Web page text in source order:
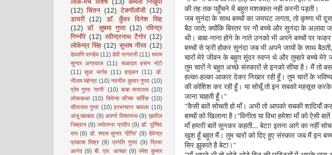
की तह तक पहुँचने में बहुत मशक्कत नही करनी पड़ती।
जब सुनंदा के साथ बच्चों का जमघट लगता, तो कृष्णा भी
बैठ जाते;क्योंकि बिस्तर पर नौ बच्चे और सुनंदा के अलावा
थी। बाबा-नाना होने के नाते उनको भी अपने बच्चों पर फक्र
बच्चों से फ्री होकर सुनंदा जब भी अपने जायों के साथ बैठती
चारों मेरे जीवन के बहुत सुंदर स्वप्न थे और तुम्हारे बच्चे मेरे
तुम चारों ने बहुत अच्छे संस्कारों से इनको सींचा है। मैं तो
हल्का-हल्का आकार देकर निखार रही हूँ। तुम चारों के
की कोशिश कर रही हूँ। या सोचूँ तो इन सबको महसूस करके
जाना चाहती हूँ।"
"कैसी बातें सोचती हो माँ। अभी तो आपको सबकी शादियाँ
बच्चों को खिलाना है।"विनीता या विभा हमेशा माँ को ऐसी
माँ हमारी बातें सुनकर कहती... बेटा! इतना आगे का नहीं
खुश हूँ बहुत मैं। तुम चारों को दिए हुए संस्कार जब मैं इन
सिर झुकाते है बेटा।"
लोक-मंच विशेष
(13) कमला निखुर्पा
(12) चिंतन (12) टेक्नॉलॉजी
(12)
डायरी
(12)
डॉ. कुँवर दिनेश सिंह
(12) डॉ. सुषमा गुप्ता (12) रविन्द्र
गिन्नौरे (12) रवीन्द्रनाथ टैगोर (12)
लोकेन्द्र सिंह (12) सुभाष नीरव (12)
देवमणि पाण्डेय (11) देवी नागरानी (11) श्याम
सुन्दर अग्रवाल (11) सआदत हसन मंटो
(11) सुधा भार्गव (11) हाइबन (11) डॉ.
नीलम महेन्द्र (10) नवनीत कुमार गुप्ता (10)
प्रेम गुप्ता 'मानी’ (10) बाबा मायाराम (10)
लोककथा (10) विमेन्स फीचर सर्विस (10)
सीताराम गुप्ता (10) हरभगवान चावला (10)
अंजू खरबंदा (9) अपर्णा विश्वनाथ (9) ख़लील
जिब्रान (9) ज्योत्स्ना प्रदीप (9) डॉ. पूर्णिमा
राय (9) डॉ. श्याम सुन्दर 'दीप्ति' (9) देवेन्द्र
प्रकाश मिश्र (9) प्रगति गुप्ता (9) प्रिया
आनंद (9) बी. एल. आच्छा (9) रमेश कुमार